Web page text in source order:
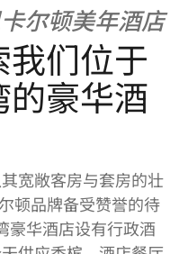
尔顿美年酒店
们位于
豪华酒
宽敞客房与套房的壮
顿品牌备受赞誉的待
豪华酒店设有行政酒